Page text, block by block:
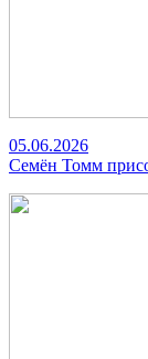
05.06.2026
Семён Томм